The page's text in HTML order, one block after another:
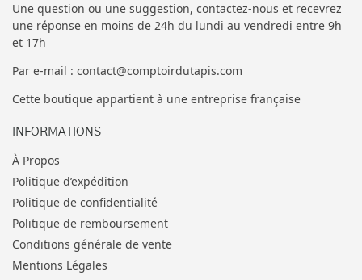
Une question ou une suggestion, contactez-nous et recevrez
une réponse en moins de 24h du lundi au vendredi entre 9h
et 17h
Par e-mail : contact@comptoirdutapis.com
Cette boutique appartient à une entreprise française
INFORMATIONS
À Propos
Politique d’expédition
Politique de confidentialité
Politique de remboursement
Conditions générale de vente
Mentions Légales